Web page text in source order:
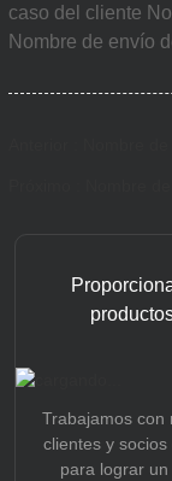
caso del cliente
Nombre de envío
Trabajamos con
clientes y socios
para lograr un